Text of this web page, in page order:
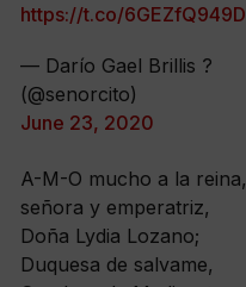
https://t.co/6GEZfQ949D
— Darío Gael Brillis ?
(@senorcito)
June 23, 2020
A-M-O mucho a la reina,
señora y emperatriz,
Doña Lydia Lozano;
Duquesa de salvame,